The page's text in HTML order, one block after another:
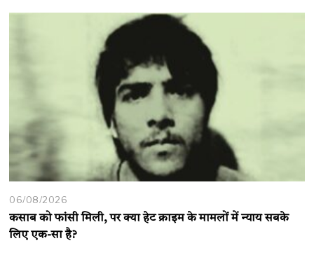
06/08/2026
कसाब को फांसी मिली, पर क्या हेट क्राइम के मामलों में न्याय सबके
लिए एक-सा है?